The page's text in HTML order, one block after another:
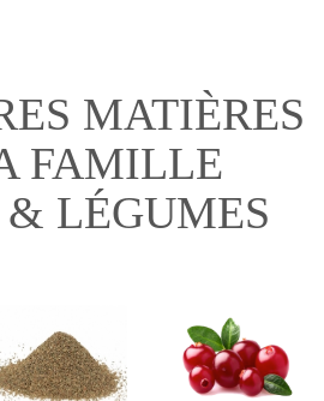
MATIÈRES
FAMILLE
LÉGUMES